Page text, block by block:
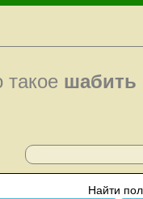
такое шабить
Найти